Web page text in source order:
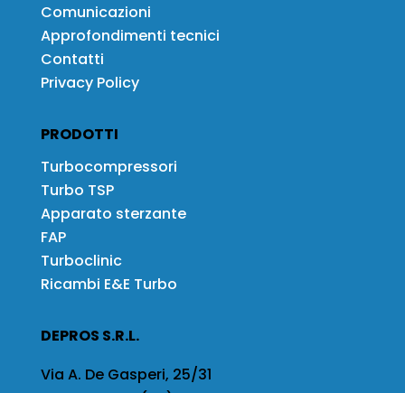
Comunicazioni
Approfondimenti tecnici
Contatti
Privacy Policy
PRODOTTI
Turbocompressori
Turbo TSP
Apparato sterzante
FAP
Turboclinic
Ricambi E&E Turbo
DEPROS S.R.L.
Via A. De Gasperi, 25/31